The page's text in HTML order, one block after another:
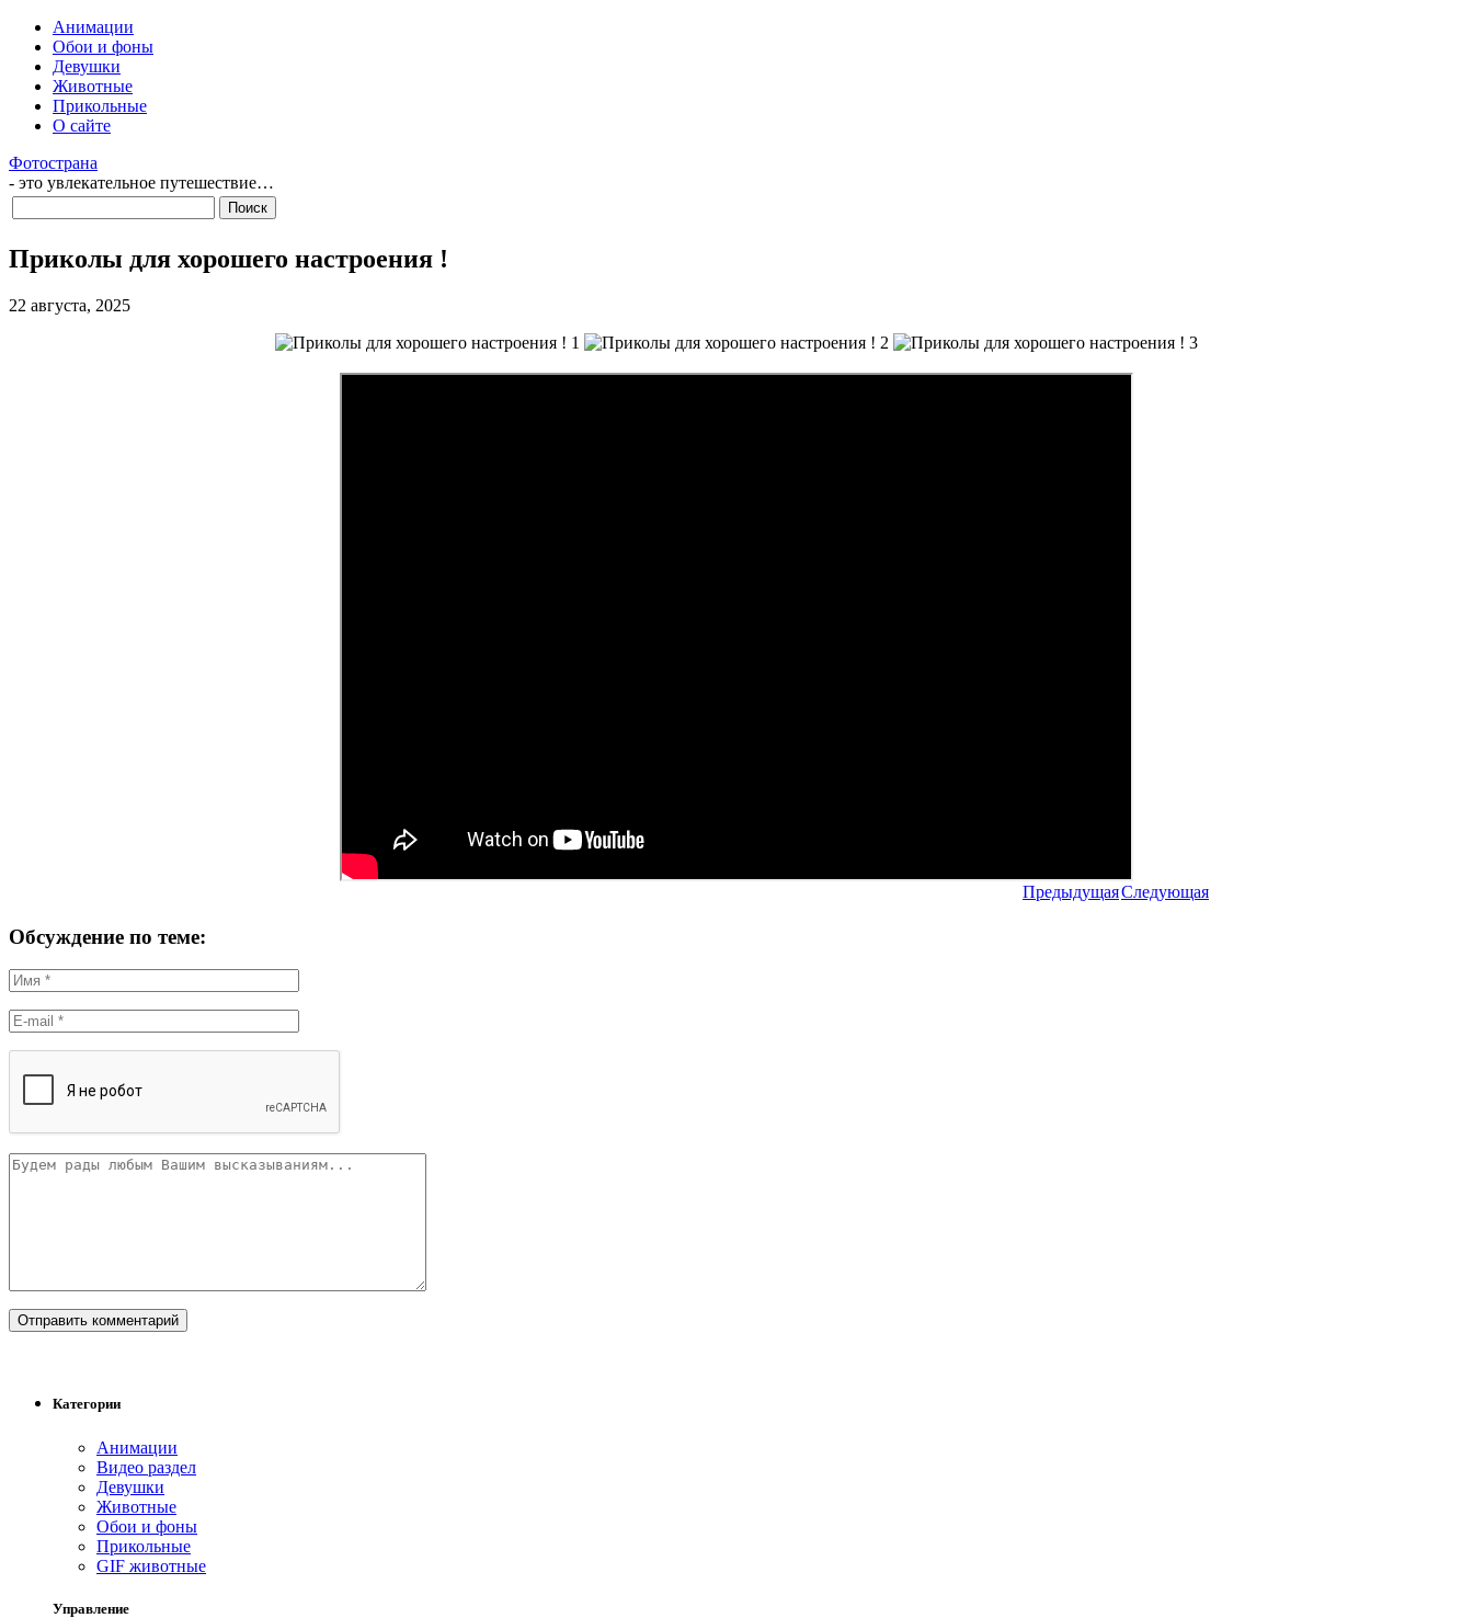
Анимации
Обои и фоны
Девушки
Животные
Прикольные
О сайте
Фотострана
- это увлекательное путешествие…
Приколы для хорошего настроения !
22 августа, 2025
ПредыдущаяСледующая
Обсуждение по теме:
Категории
Анимации
Видео раздел
Девушки
Животные
Обои и фоны
Прикольные
GIF животные
Управление